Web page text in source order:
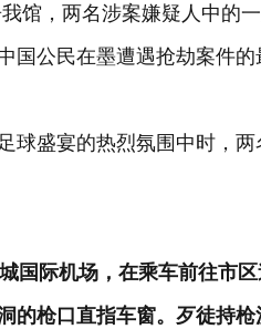
馆，两名涉案嫌疑人中的
国公民在墨遭遇抢劫案件的
球盛宴的热烈氛围中时，
国际机场，在乘车前往市
的枪口直指车窗。歹徒持枪